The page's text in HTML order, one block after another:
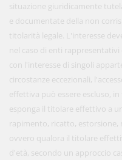
situazione giuridicamente
e documentate della non
titolarità legale. L'interesse
nel caso di enti
con l'interesse di singoli
circostanze eccezionali,
effettiva può essere escluso,
esponga il titolare effettivo a
rapimento, ricatto, estorsione,
ovvero qualora il titolare
d'età, secondo un approccio